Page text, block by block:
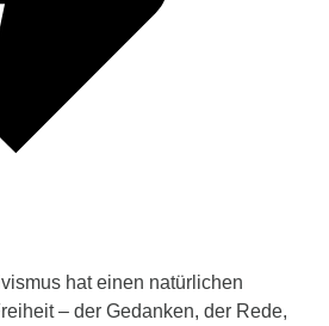
hat einen natürlichen
– der Gedanken, der Rede,